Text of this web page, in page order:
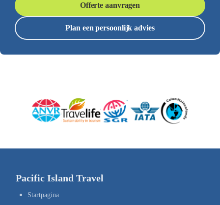
Offerte aanvragen
Plan een persoonlijk advies
Pacific Island Travel
Startpagina